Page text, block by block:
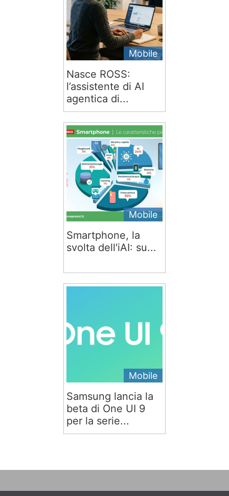
Mobile
Nasce ROSS:
l’assistente di AI
agentica di...
Mobile
Smartphone, la
svolta dell'iAI: su...
Mobile
Samsung lancia la
beta di One UI 9
per la serie...